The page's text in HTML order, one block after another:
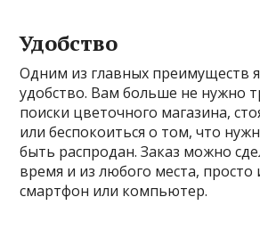
Удобство
Одним из главных преимуществ
удобство. Вам больше не нужно
поиски цветочного магазина,
или беспокоиться о том, что
быть распродан. Заказ можно
время и из любого места, просто
смартфон или компьютер.